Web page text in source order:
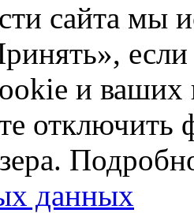
сайта мы
если
и
отключить
данных